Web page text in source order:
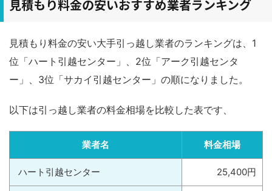
見積もり料金の安いおすすめ業者ランキング
見積もり料金の安い大手引っ越し業者のランキングは、1
位「ハート引越センター」、2位「アーク引越センタ
ー」、3位「サカイ引越センター」の順になりました。
以下は引っ越し業者の料金相場を比較した表です、
業者名 料金相場
ハート引越センター 25,400円